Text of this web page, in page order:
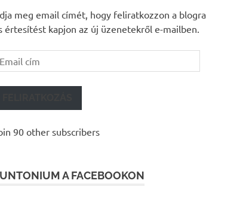
meg email címét, hogy feliratkozzon a blogra
értesítést kapjon az új üzenetekről e-mailben.
90 other subscribers
A FACEBOOKON